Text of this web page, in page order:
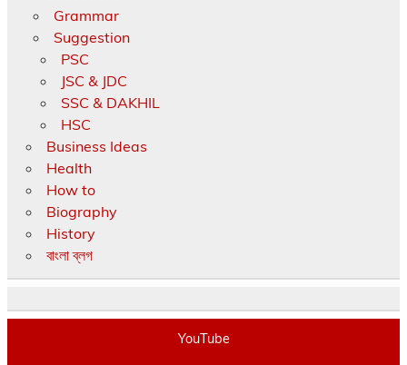
Grammar
Suggestion
PSC
JSC & JDC
SSC & DAKHIL
HSC
Business Ideas
Health
How to
Biography
History
বাংলা ব্লগ
YouTube